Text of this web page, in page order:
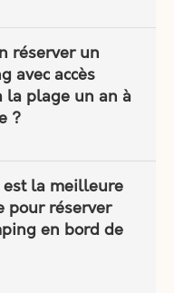
réserver un
avec accès
la plage un an à
?
la meilleure
pour réserver
en bord de